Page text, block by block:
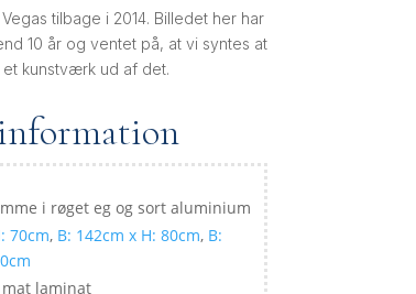
tilbage i 2014. Billedet her har
10 år og ventet på, at vi syntes at
kunstværk ud af det.
i røget eg og sort aluminium
70cm, B: 142cm x H: 80cm, B:
laminat